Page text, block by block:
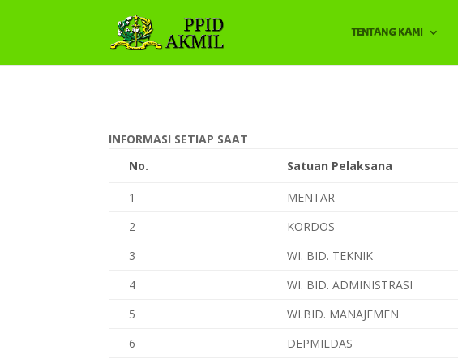
TENTANG KAMI
INFORMASI SETIAP SAAT
No.
Satuan Pelaksana
1 MENTAR
2
KORDOS
3
WI. BID. TEKNIK
4
WI. BID. ADMINISTRASI
5
WI.BID. MANAJEMEN
6
DEPMILDAS